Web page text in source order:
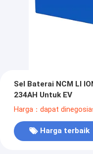
Sel Baterai NCM LI
234AH Untuk EV
Harga：dapat
Harga terbaik